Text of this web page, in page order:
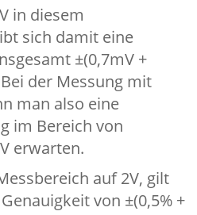
in diesem
sich damit eine
±(0,7mV +
der Messung mit
man also eine
im Bereich von
erwarten.
auf 2V, gilt
von ±(0,5% +